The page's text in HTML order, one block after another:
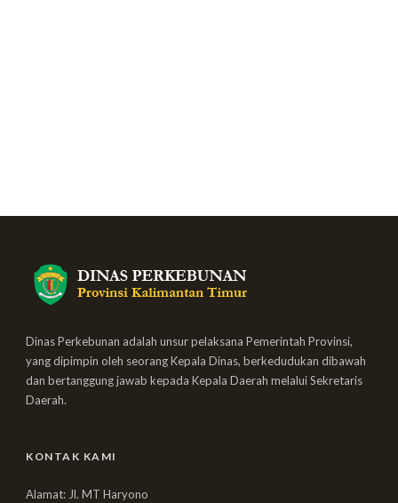
Dinas Perkebunan adalah unsur pelaksana Pemerintah Provinsi,
yang dipimpin oleh seorang Kepala Dinas, berkedudukan dibawah
dan bertanggung jawab kepada Kepala Daerah melalui Sekretaris
Daerah.
KONTAK KAMI
Alamat: Jl. MT Haryono